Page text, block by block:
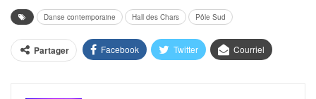
Danse contemporaine Hall des Chars Pôle Sud
Partager Facebook Twitter Courriel